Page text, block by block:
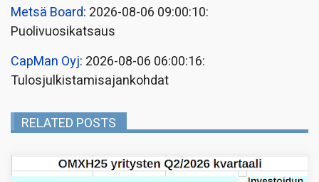
Metsä Board: 2026-08-06 09:00:10:
Puolivuosikatsaus
CapMan Oyj: 2026-08-06 06:00:16:
Tulosjulkistamisajankohdat
RELATED POSTS